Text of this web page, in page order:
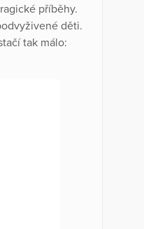
příběhy.
děti.
tak málo: